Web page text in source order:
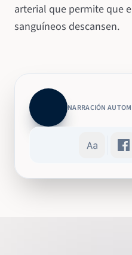
arterial que permite que
sanguíneos descansen.
NARRACIÓN